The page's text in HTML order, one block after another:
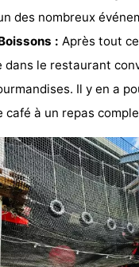
des nombreux
: Après tout
dans le restaurant
Il y en a
café à un repas